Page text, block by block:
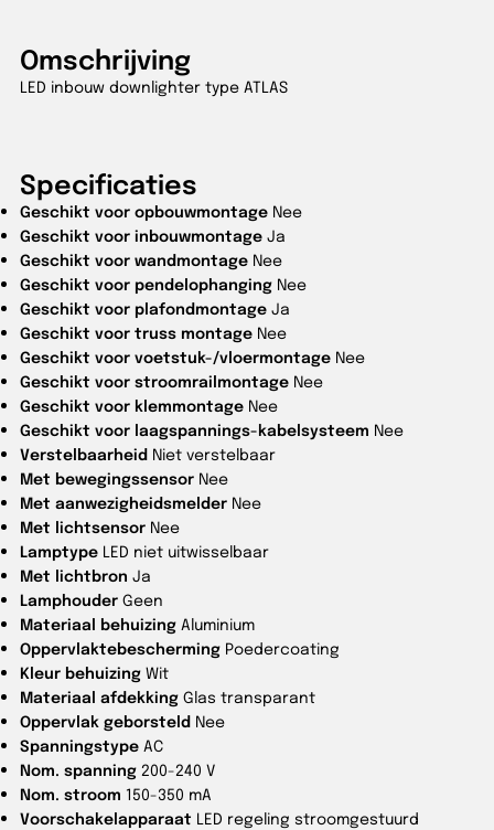
Omschrijving
LED inbouw downlighter type ATLAS
Specificaties
Geschikt voor opbouwmontage Nee
Geschikt voor inbouwmontage Ja
Geschikt voor wandmontage Nee
Geschikt voor pendelophanging Nee
Geschikt voor plafondmontage Ja
Geschikt voor truss montage Nee
Geschikt voor voetstuk-/vloermontage Nee
Geschikt voor stroomrailmontage Nee
Geschikt voor klemmontage Nee
Geschikt voor laagspannings-kabelsysteem Nee
Verstelbaarheid Niet verstelbaar
Met bewegingssensor Nee
Met aanwezigheidsmelder Nee
Met lichtsensor Nee
Lamptype LED niet uitwisselbaar
Met lichtbron Ja
Lamphouder Geen
Materiaal behuizing Aluminium
Oppervlaktebescherming Poedercoating
Kleur behuizing Wit
Materiaal afdekking Glas transparant
Oppervlak geborsteld Nee
Spanningstype AC
Nom. spanning 200-240 V
Nom. stroom 150-350 mA
Voorschakelapparaat LED regeling stroomgestuurd